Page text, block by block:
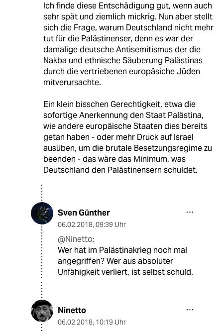
Ich finde diese Entschädigung gut, wenn auch
sehr spät und ziemlich mickrig. Nun aber stellt
sich die Frage, warum Deutschland nicht mehr
tut für die Palästinenser, denn es war der
damalige deutsche Antisemitismus der die
Nakba und ethnische Säuberung Palästinas
durch die vertriebenen europäsiche Jüden
mitverursachte.
Ein klein bisschen Gerechtigkeit, etwa die
sofortige Anerkennung den Staat Palästina,
wie andere europäische Staaten dies bereits
getan haben - oder mehr Druck auf Israel
ausüben, um die brutale Besetzungsregime zu
beenden - das wäre das Minimum, was
Deutschland den Palästinensern schuldet.
Sven Günther
06.02.2018, 09:39 Uhr
@Ninetto:
Wer hat im Palästinakrieg noch mal
angegriffen? Wer aus absoluter
Unfähigkeit verliert, ist selbst schuld.
Ninetto
06.02.2018, 10:19 Uhr